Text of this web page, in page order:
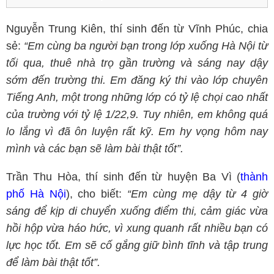
Nguyễn Trung Kiên, thí sinh đến từ Vĩnh Phúc, chia
sẻ: “Em cùng ba người bạn trong lớp xuống Hà Nội từ
tối qua, thuê nhà trọ gần trường và sáng nay dậy
sớm đến trường thi. Em đăng ký thi vào lớp chuyên
Tiếng Anh, một trong những lớp có tỷ lệ chọi cao nhất
của trường với tỷ lệ 1/22,9. Tuy nhiên, em không quá
lo lắng vì đã ôn luyện rất kỹ. Em hy vọng hôm nay
mình và các bạn sẽ làm bài thật tốt”.
Trần Thu Hòa, thí sinh đến từ huyện Ba Vì (thành
phố Hà Nội), cho biết: “Em cùng mẹ dậy từ 4 giờ
sáng để kịp di chuyển xuống điểm thi, cảm giác vừa
hồi hộp vừa háo hức, vì xung quanh rất nhiều bạn có
lực học tốt. Em sẽ cố gắng giữ bình tĩnh và tập trung
để làm bài thật tốt”.